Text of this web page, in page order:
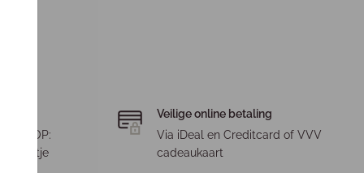
LET OP:
pakketje
Veilige online betaling
Via iDeal en Creditcard of VVV
cadeaukaart